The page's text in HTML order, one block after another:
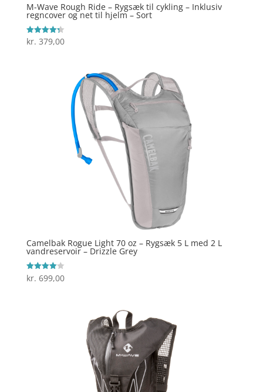
M-Wave Rough Ride – Rygsæk til cykling – Inklusiv
regncover og net til hjelm – Sort
Vurderet
4.3
kr. 379,00
Camelbak Rogue Light 70 oz – Rygsæk 5 L med 2 L
vandreservoir – Drizzle Grey
Vurderet
4
kr. 699,00